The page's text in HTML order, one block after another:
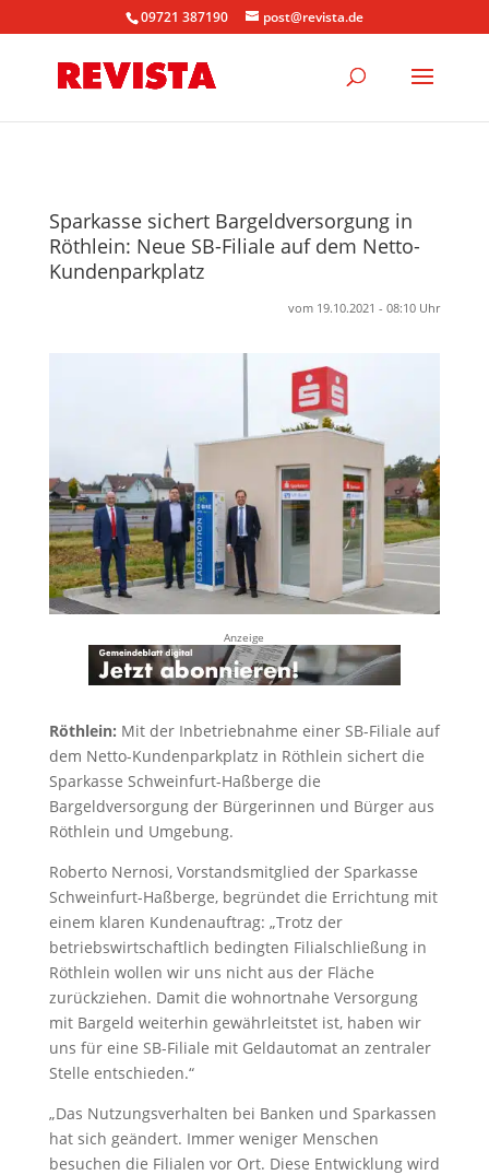
09721 387190 post@revista.de
Sparkasse sichert Bargeldversorgung in
Röthlein: Neue SB-Filiale auf dem Netto-
Kundenparkplatz
vom 19.10.2021 - 08:10 Uhr
Anzeige
Röthlein: Mit der Inbetriebnahme einer SB-Filiale auf
dem Netto-Kundenparkplatz in Röthlein sichert die
Sparkasse Schweinfurt-Haßberge die
Bargeldversorgung der Bürgerinnen und Bürger aus
Röthlein und Umgebung.
Roberto Nernosi, Vorstandsmitglied der Sparkasse
Schweinfurt-Haßberge, begründet die Errichtung mit
einem klaren Kundenauftrag: „Trotz der
betriebswirtschaftlich bedingten Filialschließung in
Röthlein wollen wir uns nicht aus der Fläche
zurückziehen. Damit die wohnortnahe Versorgung
mit Bargeld weiterhin gewährleitstet ist, haben wir
uns für eine SB-Filiale mit Geldautomat an zentraler
Stelle entschieden.“
„Das Nutzungsverhalten bei Banken und Sparkassen
hat sich geändert. Immer weniger Menschen
besuchen die Filialen vor Ort. Diese Entwicklung wird